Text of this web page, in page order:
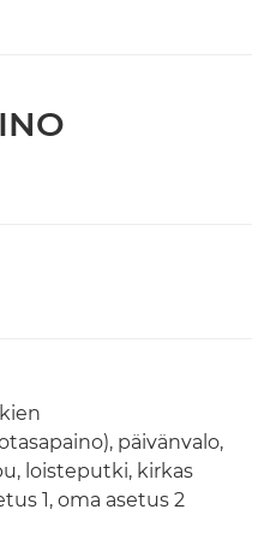
päivänvalo,
loisteputki, kirkas
1, oma asetus 2